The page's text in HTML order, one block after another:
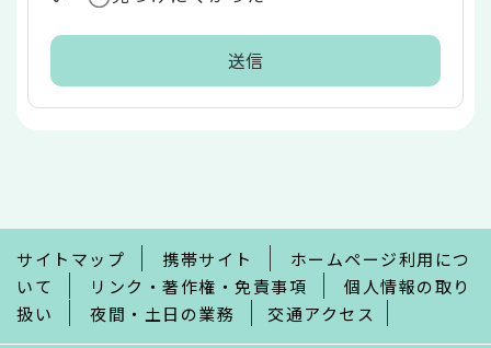
で
サイトマップ 携帯サイト
ホームページ利用につ
いて
リンク・著作権・免責事項
個人情報の取り
扱い
夜間・土日の業務 交通アクセス